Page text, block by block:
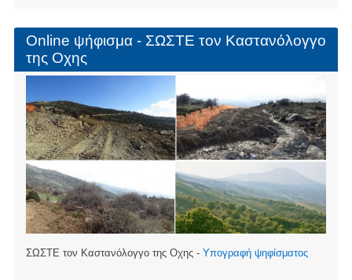
Online ψήφισμα - ΣΩΣΤΕ τον Καστανόλογγο
της Οχης
ΣΩΣΤΕ τον Καστανόλογγο της Οχης - Υπογραφή ψηφίσματος